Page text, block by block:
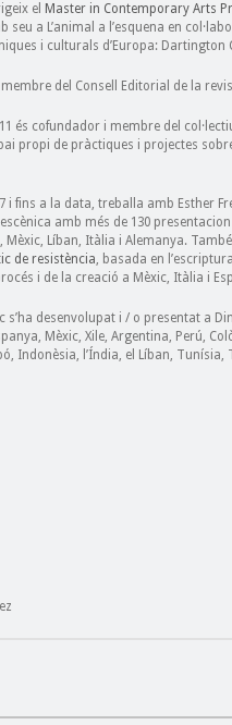
el Master in Contemporary Arts
seu a L’animal a l’esquena en
i culturals d’Europa: Dartington
membre del Consell Editorial de la
és cofundador i membre del
propi de pràctiques i projectes
i fins a la data, treballa amb Esther
amb més de 130
Mèxic, Líban, Itàlia i Alemanya.
de resistència, basada en
i de la creació a Mèxic, Itàlia i
s’ha desenvolupat i / o presentat a
Mèxic, Xile, Argentina, Perú,
Indonèsia, l’Índia, el Líban,